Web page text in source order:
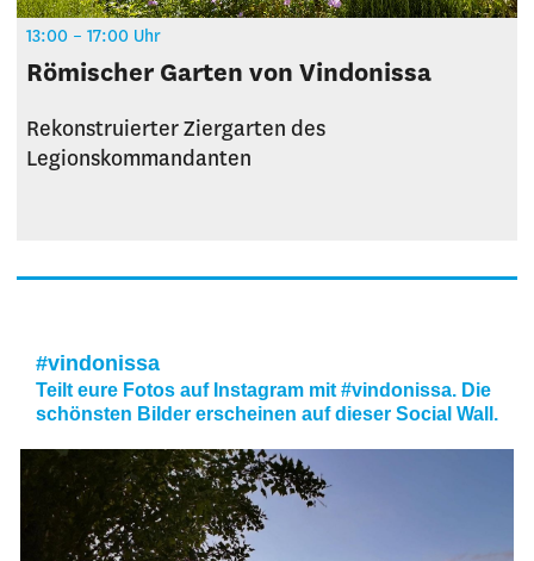
13:00 – 17:00 Uhr
Römischer Garten von Vindonissa
Rekonstruierter Ziergarten des
Legionskommandanten